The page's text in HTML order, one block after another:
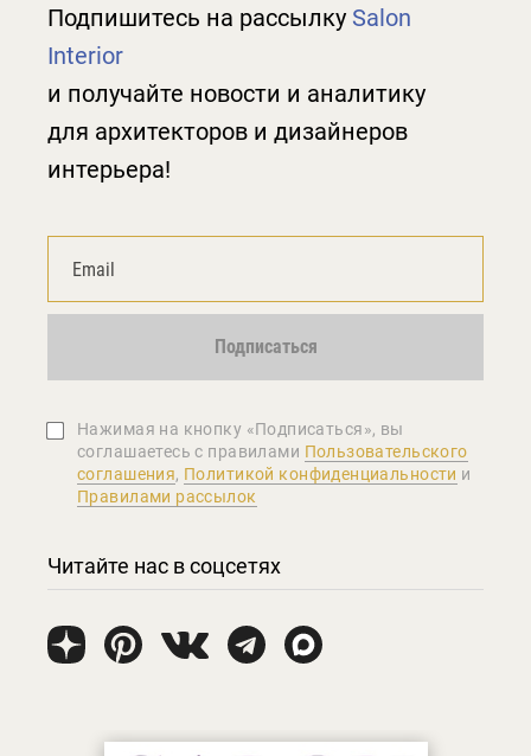
Подпишитесь на рассылку Salon
Interior
и получайте новости и аналитику
для архитекторов и дизайнеров
интерьера!
Подписаться
Нажимая на кнопку «Подписаться», вы
соглашаетеcь с правилами Пользовательского
соглашения, Политикой конфиденциальности и
Правилами рассылок
Читайте нас в соцсетях